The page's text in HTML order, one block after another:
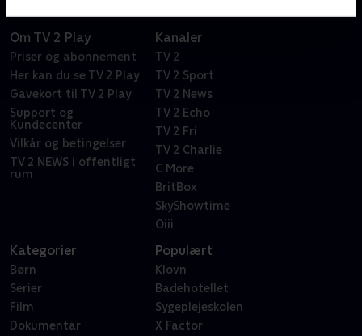
Om TV 2 Play
Priser og abonnement
Her kan du se TV 2 Play
Gavekort til TV 2 Play
Support og
Kundecenter
Vilkår og betingelser
TV 2 NEWS i offentligt
rum
Kanaler
TV 2
TV 2 Sport
TV 2 News
TV 2 Echo
TV 2 Fri
TV 2 Charlie
C More
BritBox
SkyShowtime
Oiii
Kategorier
Børn
Serier
Film
Dokumentar
Populært
Klovn
Badehotellet
Sygeplejeskolen
X Factor